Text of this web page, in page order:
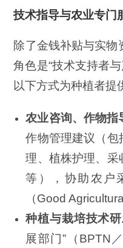
技术指导与农业专门
除了金钱补贴与实物
角色是“技术支持者
以下方式为种植者提
农业咨询、作物指
作物管理建议（包
理、植株护理、采
等），协助农户
（Good
种植与栽培技术
展部门”（BPTN